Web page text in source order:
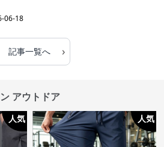
06-18
記事一覧へ ›
アウトドア
人気 人気